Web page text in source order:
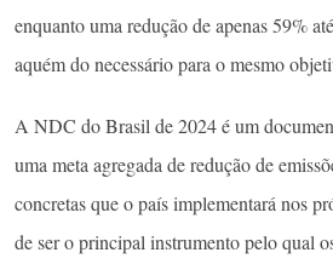
enquanto uma redução de apenas 59%
aquém do necessário para o mesmo
A NDC do Brasil de 2024 é um
uma meta agregada de redução de
concretas que o país implementará nos
de ser o principal instrumento pelo qual